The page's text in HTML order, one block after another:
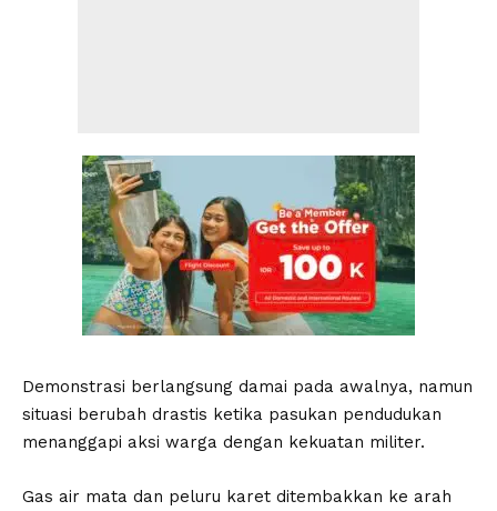
Demonstrasi berlangsung damai pada awalnya, namun
situasi berubah drastis ketika pasukan pendudukan
menanggapi aksi warga dengan kekuatan militer.
Gas air mata dan peluru karet ditembakkan ke arah